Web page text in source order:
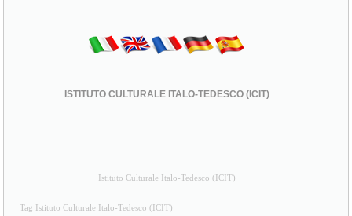
ISTITUTO CULTURALE ITALO-TEDESCO (ICIT)
Istituto Culturale Italo-Tedesco (ICIT)
Tag Istituto Culturale Italo-Tedesco (ICIT)